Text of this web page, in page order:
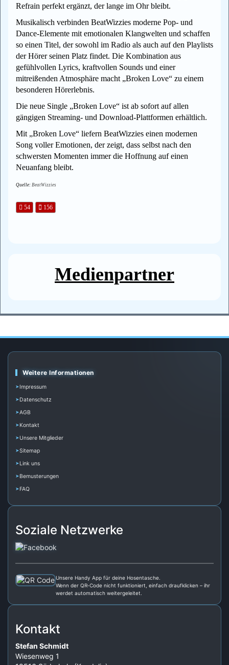
Refrain perfekt ergänzt, der lange im Ohr bleibt.
Musikalisch verbinden BeatWizzies moderne Pop- und
Dance-Elemente mit emotionalen Klangwelten und schaffen
so einen Titel, der sowohl im Radio als auch auf den Playlists
der Hörer seinen Platz findet. Die Kombination aus
gefühlvollen Lyrics, kraftvollen Sounds und einer
mitreißenden Atmosphäre macht „Broken Love“ zu einem
besonderen Hörerlebnis.
Die neue Single „Broken Love“ ist ab sofort auf allen
gängigen Streaming- und Download-Plattformen erhältlich.
Mit „Broken Love“ liefern BeatWizzies einen modernen
Song voller Emotionen, der zeigt, dass selbst nach den
schwersten Momenten immer die Hoffnung auf einen
Neuanfang bleibt.
Quelle: BeatWizzies
54 156
Medienpartner
Weitere Informationen
Impressum
Datenschutz
AGB
Kontakt
Unsere Mitglieder
Sitemap
Link uns
Bemusterungen
FAQ
Soziale Netzwerke
Unsere Handy App für deine Hosentasche.
Wenn der QR‑Code nicht funktioniert, einfach draufklicken – ihr
werdet automatisch weitergeleitet.
Kontakt
Stefan Schmidt
Wiesenweg 1